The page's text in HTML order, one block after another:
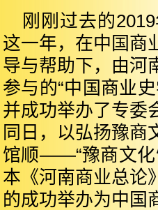
刚刚过去的
这一年，在中国商
导与帮助下，由河
参与的“中国商业
并成功举办了专委
同日，以弘扬豫商
馆顺——“豫商文化
本《河南商业总论
的成功举办为中国